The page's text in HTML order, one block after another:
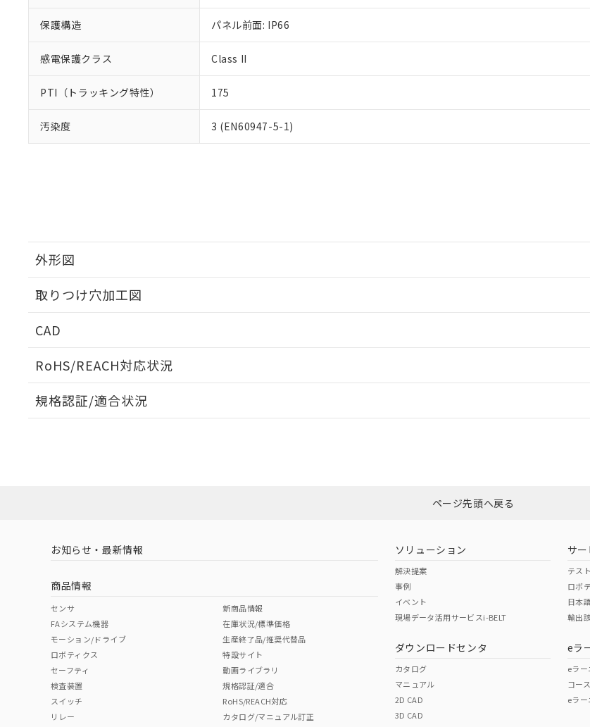
保護構造 パネル前面: IP66
感電保護クラス Class II
PTI（トラッキング特性） 175
汚染度 3 (EN60947-5-1)
外形図
取りつけ穴加工図
CAD
RoHS/REACH対応状況
EU RoHS 注意事項・凡例
ダウンロードはこちら
中国 RoHS 注意事項・凡例
中国 RoHS表
Pb Hg Cr(VI)
規格認証/適合状況
ページ先頭へ戻る
お知らせ・最新情報
商品情報
センサ
FAシステム機器
モーション/ドライブ
ロボティクス
セーフティ
検査装置
スイッチ
リレー
新商品情報
在庫状況/標準価格
生産終了品/推奨代替品
特設サイト
動画ライブラリ
規格認証/適合
RoHS/REACH対応
カタログ/マニュアル訂正
ソリューション
解決提案
事例
イベント
現場データ活用サービスi-BELT
ダウンロードセンタ
カタログ
マニュアル
2D CAD
3D CAD
サ
テス
ロボ
日本
輸出
eラ
eラ
コー
eラー